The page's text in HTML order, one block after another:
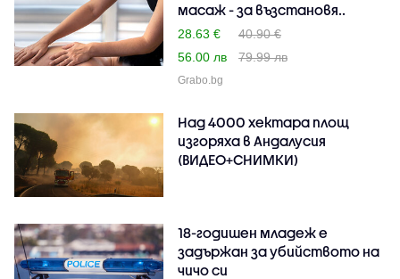
масаж - за възстановя..
28.63 €
40.90 €
56.00 лв
79.99 лв
Grabo.bg
Над 4000 хектара площ
изгоряха в Андалусия
(ВИДЕО+СНИМКИ)
18-годишен младеж е
задържан за убийството на
чичо си